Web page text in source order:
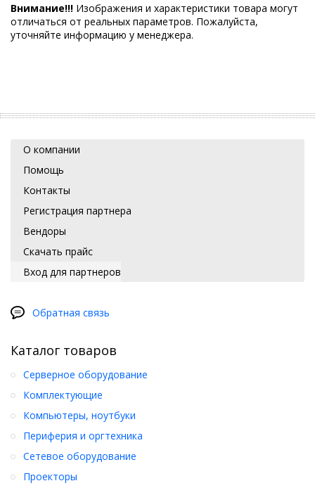
Внимание!!! Изображения и характеристики товара могут
отличаться от реальных параметров. Пожалуйста,
уточняйте информацию у менеджера.
О компании
Помощь
Контакты
Регистрация партнера
Вендоры
Скачать прайс
Вход для партнеров
Обратная связь
Каталог товаров
Серверное оборудование
Комплектующие
Компьютеры, ноутбуки
Периферия и оргтехника
Сетевое оборудование
Проекторы